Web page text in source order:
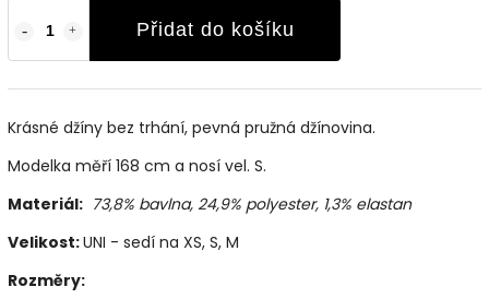
Přidat do košíku
Krásné džíny bez trhání, pevná pružná džínovina.
Modelka měří 168 cm a nosí vel. S.
Materiál: 73,8% bavlna, 24,9% polyester, 1,3% elastan
Velikost:UNI - sedí na XS, S, M
Rozměry: